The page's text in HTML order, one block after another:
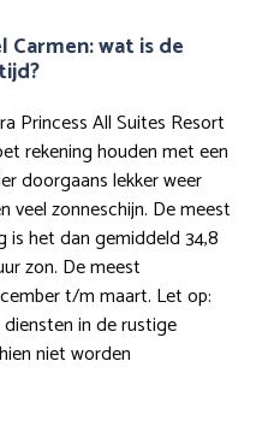
Carmen: wat is de
Princess All Suites Resort
rekening houden met een
doorgaans lekker weer
veel zonneschijn. De meest
is het dan gemiddeld 34,8
zon. De meest
t/m maart. Let op:
in de rustige
niet worden